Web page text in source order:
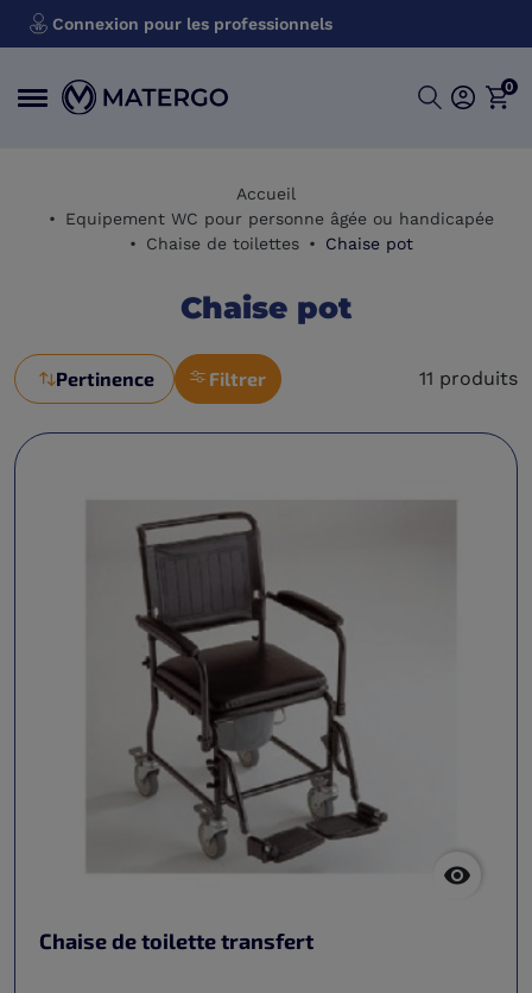
Connexion pour les professionnels
0
Accueil
Equipement WC pour personne âgée ou handicapée
Chaise de toilettes
Chaise pot
Chaise pot
Pertinence Filtrer 11 produits

Chaise de toilette transfert